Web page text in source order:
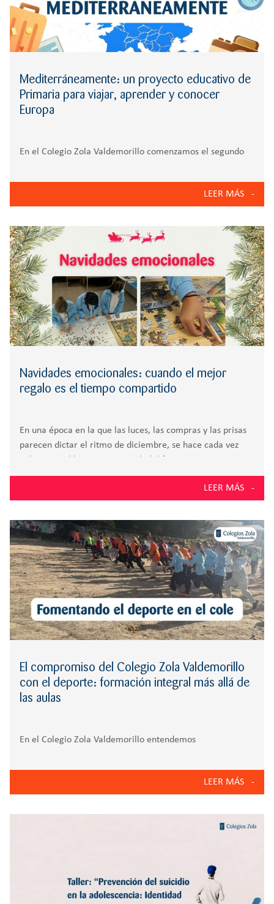
Mediterráneamente: un proyecto educativo de
Primaria para viajar, aprender y conocer
Europa
En el Colegio Zola Valdemorillo comenzamos el segundo
En Educación Primaria nos embarcamos en una nueva
aventura titulada “Mediterráneamente”, un proyecto
Europa mientras aprende sobre alimentación, geografía y
el cuerpo
LEER MÁS
Navidades emocionales: cuando el mejor
regalo es el tiempo compartido
En una época en la que las luces, las compras y las prisas
parecen dictar el ritmo de diciembre, se hace cada vez
centrada en el consumismo y más en lo verdaderamente
LEER MÁS
El compromiso del Colegio Zola Valdemorillo
con el deporte: formación integral más allá de
las aulas
En el Colegio Zola Valdemorillo entendemos
desarrollo integral de nuestros alumnos. Más allá de la
actividad física, concebimos la práctica deportiva como un
promover hábitos de vida saludables
LEER MÁS